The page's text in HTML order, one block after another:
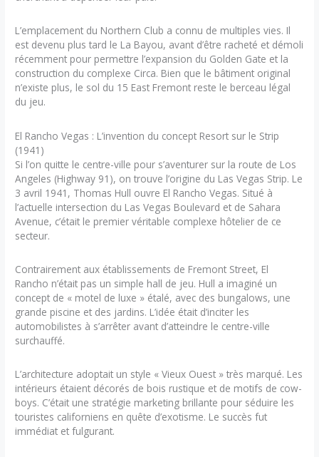
L’emplacement du Northern Club a connu de multiples vies. Il
est devenu plus tard le La Bayou, avant d’être racheté et démoli
récemment pour permettre l’expansion du Golden Gate et la
construction du complexe Circa. Bien que le bâtiment original
n’existe plus, le sol du 15 East Fremont reste le berceau légal
du jeu.
El Rancho Vegas : L’invention du concept Resort sur le Strip
(1941)
Si l’on quitte le centre-ville pour s’aventurer sur la route de Los
Angeles (Highway 91), on trouve l’origine du Las Vegas Strip. Le
3 avril 1941, Thomas Hull ouvre El Rancho Vegas. Situé à
l’actuelle intersection du Las Vegas Boulevard et de Sahara
Avenue, c’était le premier véritable complexe hôtelier de ce
secteur.
Contrairement aux établissements de Fremont Street, El
Rancho n’était pas un simple hall de jeu. Hull a imaginé un
concept de « motel de luxe » étalé, avec des bungalows, une
grande piscine et des jardins. L’idée était d’inciter les
automobilistes à s’arrêter avant d’atteindre le centre-ville
surchauffé.
L’architecture adoptait un style « Vieux Ouest » très marqué. Les
intérieurs étaient décorés de bois rustique et de motifs de cow-
boys. C’était une stratégie marketing brillante pour séduire les
touristes californiens en quête d’exotisme. Le succès fut
immédiat et fulgurant.